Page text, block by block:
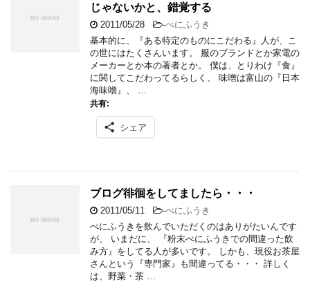
じゃないかと、錯覚する
2011/05/28 -べにふうき
基本的に、『ある特定のものにこだわる』人が、こ
の世にはたくさんいます。 服のブランドとか家電の
メーカーとか本の著者とか。 僕は、とりわけ『食』
に関してこだわってるらしく、 味噌は富山の『日本
海味噌』、 …
共有:
シェア
ブログ徘徊をしてましたら・・・
2011/05/11 -べにふうき
べにふうきを飲んでいただくのはありがたいんです
が、 いまだに、 『粉末べにふうきでの間違った飲
み方』をしてる人が多いです。 しかも、現役お茶屋
さんという『専門家』も間違ってる・・・ 詳しく
は、野菜・茶 …